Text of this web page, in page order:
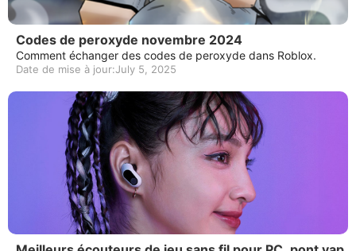
Codes de peroxyde novembre 2024
Comment échanger des codes de peroxyde dans Roblox.
Date de mise à jour:July 5, 2025